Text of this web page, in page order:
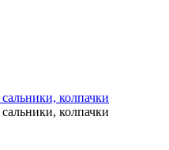
колпачки
колпачки